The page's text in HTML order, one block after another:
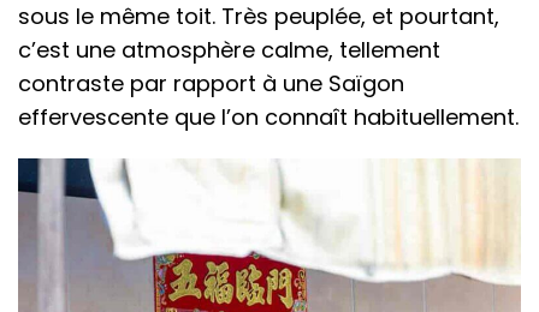
sous le même toit. Très peuplée, et pourtant,
c’est une atmosphère calme, tellement
contraste par rapport à une Saïgon
effervescente que l’on connaît habituellement.